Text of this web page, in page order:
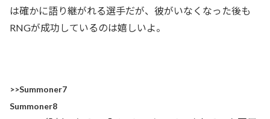
は確かに語り継がれる選手だが、彼がいなくなった後も
RNGが成功しているのは嬉しいよ。
>>Summoner7
Summoner8